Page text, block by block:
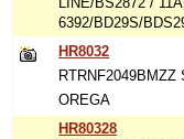
6392/BD29S/
HR8032
RTRNF2049BMZZ
OREGA
HR80328